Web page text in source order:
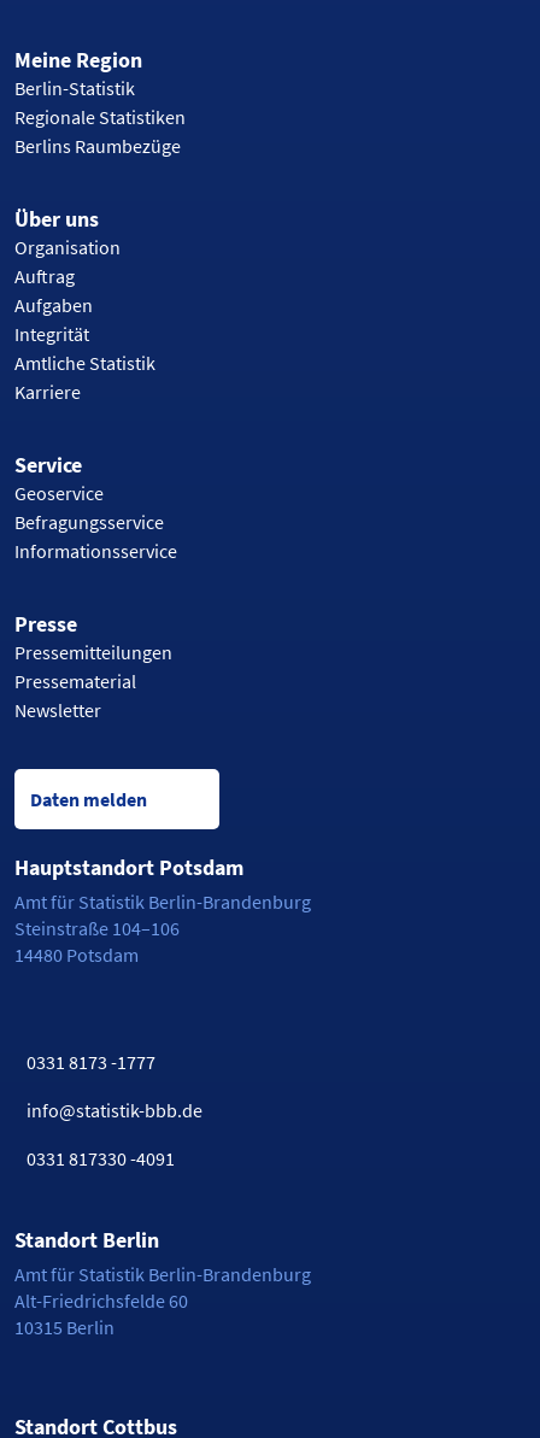
Meine Region
Berlin-Statistik
Regionale Statistiken
Berlins Raumbezüge
Über uns
Organisation
Auftrag
Aufgaben
Integrität
Amtliche Statistik
Karriere
Service
Geoservice
Befragungsservice
Informationsservice
Presse
Pressemitteilungen
Pressematerial
Newsletter
Daten melden
Hauptstandort Potsdam
Amt für Statistik Berlin-Brandenburg
Steinstraße 104–106
14480 Potsdam
0331 8173 -1777
info@statistik-bbb.de
0331 817330 -4091
Standort Berlin
Amt für Statistik Berlin-Brandenburg
Alt-Friedrichsfelde 60
10315 Berlin
Standort Cottbus